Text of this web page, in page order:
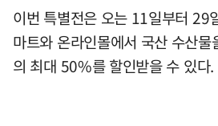
이번 특별전은 오는 11일부터 29
마트와 온라인몰에서 국산 수산
의 최대 50%를 할인받을 수 있다.